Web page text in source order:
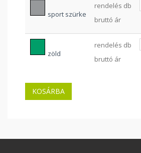
sport szürke
rendelés db
bruttó ár
zöld
rendelés db
bruttó ár